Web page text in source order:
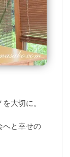
大切に。
へと幸せの